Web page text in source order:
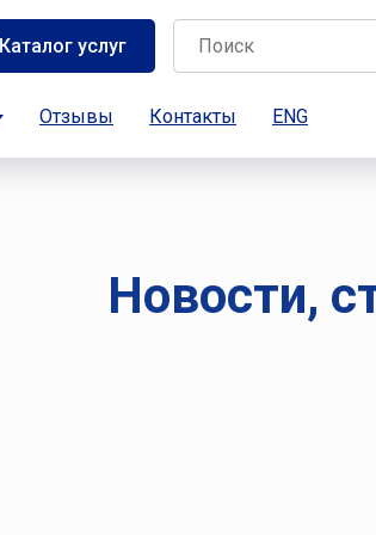
Каталог услуг
Отзывы Контакты ENG
Новости,